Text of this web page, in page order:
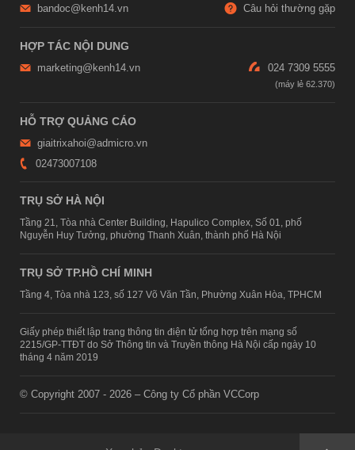
bandoc@kenh14.vn Câu hỏi thường gặp
HỢP TÁC NỘI DUNG
marketing@kenh14.vn 024 7309 5555
HỖ TRỢ QUẢNG CÁO
giaitrixahoi@admicro.vn
02473007108
TRỤ SỞ HÀ NỘI
Tầng 21, Tòa nhà Center Building, Hapulico Complex, Số 01, phố
Nguyễn Huy Tưởng, phường Thanh Xuân, thành phố Hà Nội
TRỤ SỞ TP.HỒ CHÍ MINH
Tầng 4, Tòa nhà 123, số 127 Võ Văn Tần, Phường Xuân Hòa, TPHCM
Giấy phép thiết lập trang thông tin điện tử tổng hợp trên mạng số
2215/GP-TTĐT do Sở Thông tin và Truyền thông Hà Nội cấp ngày 10
tháng 4 năm 2019
© Copyright 2007 - 2026 – Công ty Cổ phần VCCorp